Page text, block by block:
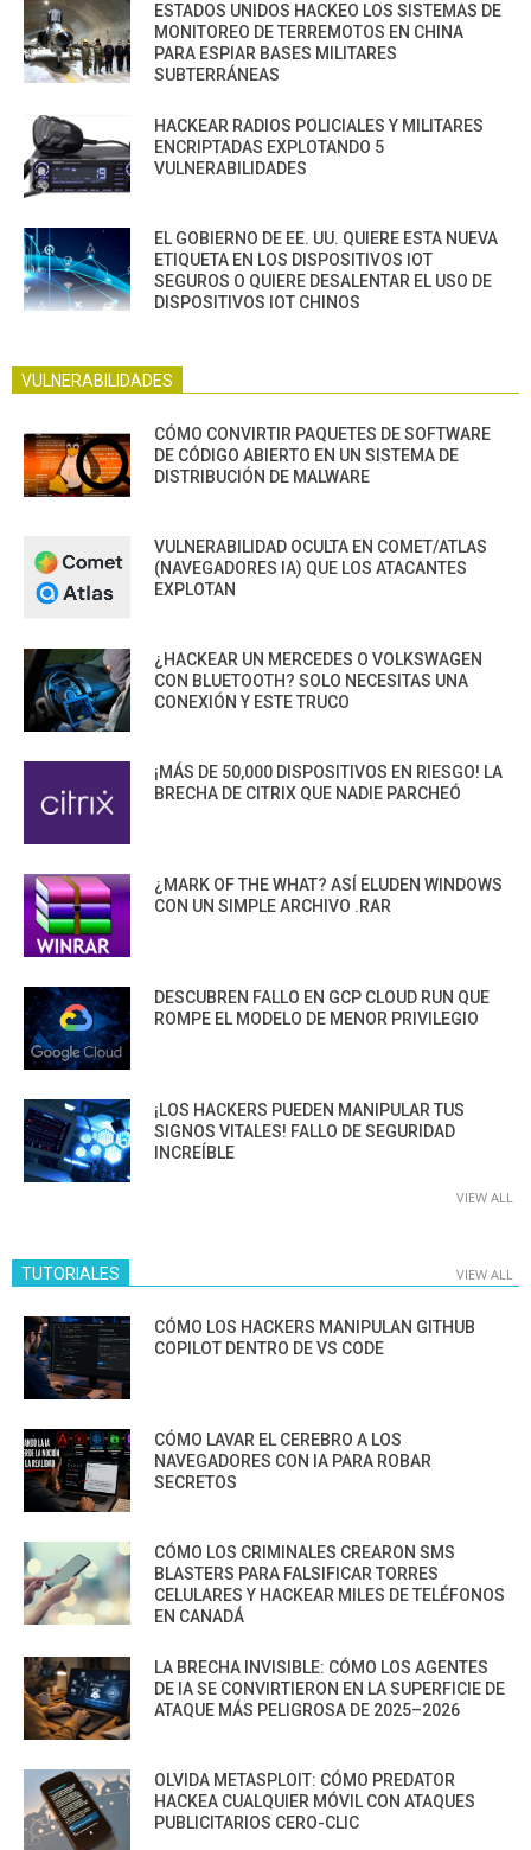
ESTADOS UNIDOS HACKEO LOS SISTEMAS DE
MONITOREO DE TERREMOTOS EN CHINA
PARA ESPIAR BASES MILITARES
SUBTERRÁNEAS
HACKEAR RADIOS POLICIALES Y MILITARES
ENCRIPTADAS EXPLOTANDO 5
VULNERABILIDADES
EL GOBIERNO DE EE. UU. QUIERE ESTA NUEVA
ETIQUETA EN LOS DISPOSITIVOS IOT
SEGUROS O QUIERE DESALENTAR EL USO DE
DISPOSITIVOS IOT CHINOS
VULNERABILIDADES
CÓMO CONVIRTIR PAQUETES DE SOFTWARE
DE CÓDIGO ABIERTO EN UN SISTEMA DE
DISTRIBUCIÓN DE MALWARE
VULNERABILIDAD OCULTA EN COMET/ATLAS
(NAVEGADORES IA) QUE LOS ATACANTES
EXPLOTAN
¿HACKEAR UN MERCEDES O VOLKSWAGEN
CON BLUETOOTH? SOLO NECESITAS UNA
CONEXIÓN Y ESTE TRUCO
¡MÁS DE 50,000 DISPOSITIVOS EN RIESGO! LA
BRECHA DE CITRIX QUE NADIE PARCHEÓ
¿MARK OF THE WHAT? ASÍ ELUDEN WINDOWS
CON UN SIMPLE ARCHIVO .RAR
DESCUBREN FALLO EN GCP CLOUD RUN QUE
ROMPE EL MODELO DE MENOR PRIVILEGIO
¡LOS HACKERS PUEDEN MANIPULAR TUS
SIGNOS VITALES! FALLO DE SEGURIDAD
INCREÍBLE
VIEW ALL
TUTORIALES VIEW ALL
CÓMO LOS HACKERS MANIPULAN GITHUB
COPILOT DENTRO DE VS CODE
CÓMO LAVAR EL CEREBRO A LOS
NAVEGADORES CON IA PARA ROBAR
SECRETOS
CÓMO LOS CRIMINALES CREARON SMS
BLASTERS PARA FALSIFICAR TORRES
CELULARES Y HACKEAR MILES DE TELÉFONOS
EN CANADÁ
LA BRECHA INVISIBLE: CÓMO LOS AGENTES
DE IA SE CONVIRTIERON EN LA SUPERFICIE DE
ATAQUE MÁS PELIGROSA DE 2025–2026
OLVIDA METASPLOIT: CÓMO PREDATOR
HACKEA CUALQUIER MÓVIL CON ATAQUES
PUBLICITARIOS CERO-CLIC